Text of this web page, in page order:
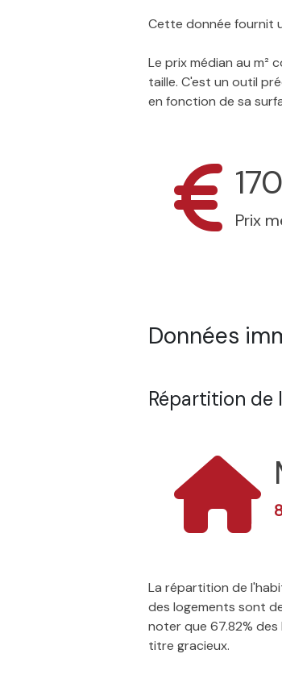
Cette donnée fournit
Le prix médian au m²
taille. C'est un outil
en fonction de sa
Prix
Données
Répartition de
La répartition de
des logements sont
noter que 67.82%
titre gracieux.